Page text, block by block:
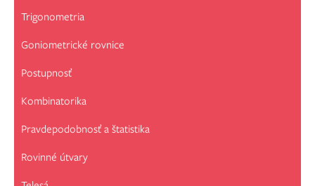
Trigonometria
Goniometrické rovnice
Postupnosť
Kombinatorika
Pravdepodobnosť a štatistika
Rovinné útvary